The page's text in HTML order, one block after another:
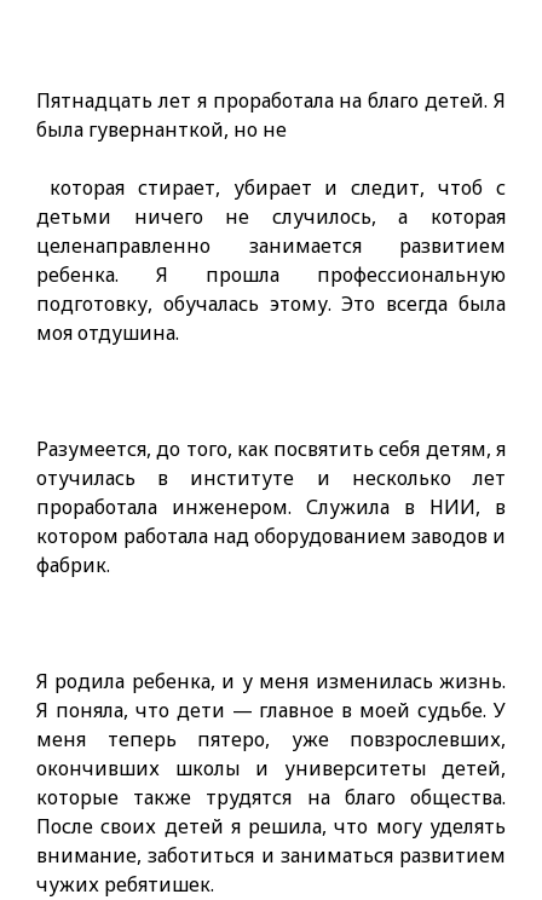
Пятнадцать лет я проработала на благо детей. Я
была гувернанткой, но не
которая стирает, убирает и следит, чтоб с
детьми ничего не случилось, а которая
целенаправленно занимается развитием
ребенка. Я прошла профессиональную
подготовку, обучалась этому. Это всегда была
моя отдушина.
Разумеется, до того, как посвятить себя детям, я
отучилась в институте и несколько лет
проработала инженером. Служила в НИИ, в
котором работала над оборудованием заводов и
фабрик.
Я родила ребенка, и у меня изменилась жизнь.
Я поняла, что дети — главное в моей судьбе. У
меня теперь пятеро, уже повзрослевших,
окончивших школы и университеты детей,
которые также трудятся на благо общества.
После своих детей я решила, что могу уделять
внимание, заботиться и заниматься развитием
чужих ребятишек.